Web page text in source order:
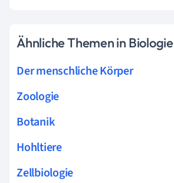
Ähnliche Themen in Biologie
Der menschliche Körper
Zoologie
Botanik
Hohltiere
Zellbiologie